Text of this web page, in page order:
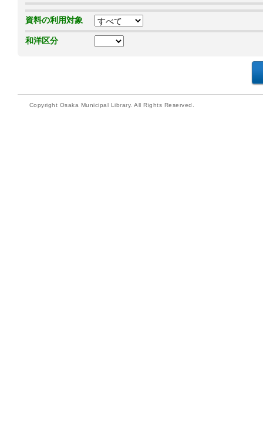
資料の利用対象
和洋区分
Copyright Osaka Municipal Library. All Rights Reserved.